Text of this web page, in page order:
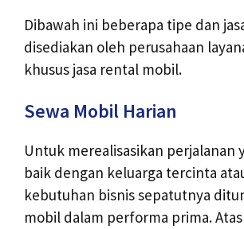
Dibawah ini beberapa tipe dan
disediakan oleh perusahaan
khusus jasa rental mobil.
Sewa Mobil Harian
Untuk merealisasikan perjalanan
baik dengan keluarga tercinta
kebutuhan bisnis sepatutnya
mobil dalam performa prima. Atas